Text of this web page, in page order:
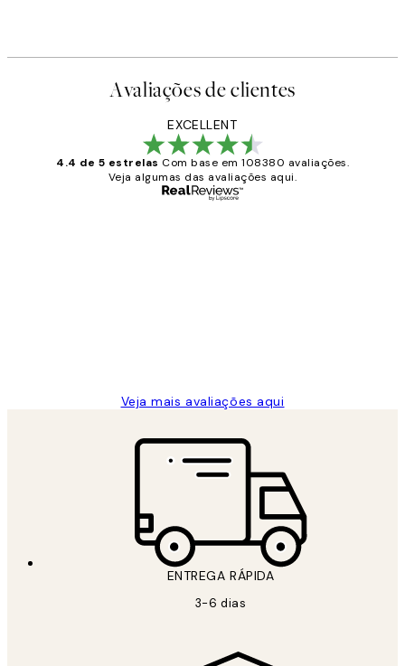
Avaliações de clientes
EXCELLENT
4.4 de 5 estrelas Com base em 108380 avaliações.
Veja algumas das avaliações aqui.
Veja mais avaliações aqui
ENTREGA RÁPIDA
3-6 dias